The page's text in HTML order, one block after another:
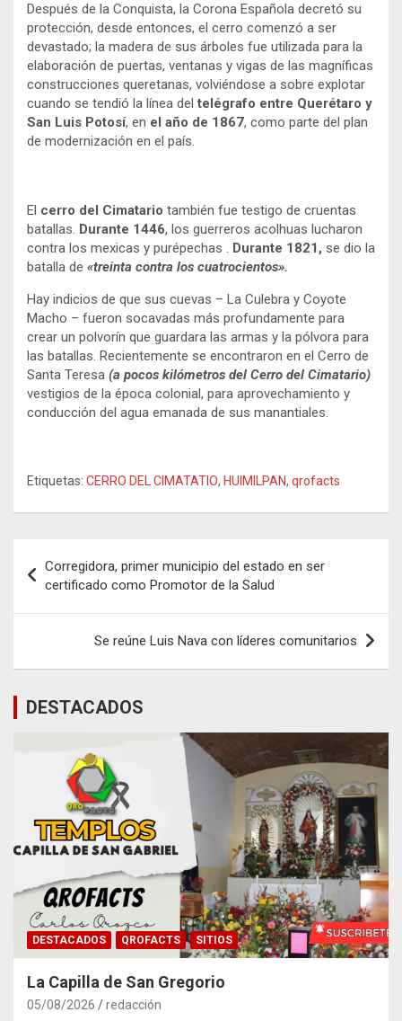
Después de la Conquista, la Corona Española decretó su
protección, desde entonces, el cerro comenzó a ser
devastado; la madera de sus árboles fue utilizada para la
elaboración de puertas, ventanas y vigas de las magníficas
construcciones queretanas, volviéndose a sobre explotar
cuando se tendió la línea deltelégrafo entre Querétaro y
San Luis Potosí, en el año de 1867, como parte del plan
de modernización en el país.
El cerro del Cimatario también fue testigo de cruentas
batallas. Durante 1446, los guerreros acolhuas lucharon
contra los mexicas y purépechas . Durante 1821, se dio la
batalla de «treinta contra los cuatrocientos».
Hay indicios de que sus cuevas – La Culebra y Coyote
Macho – fueron socavadas más profundamente para
crear un polvorín que guardara las armas y la pólvora para
las batallas. Recientemente se encontraron en el Cerro de
Santa Teresa (a pocos kilómetros del Cerro del Cimatario)
vestigios de la época colonial, para aprovechamiento y
conducción del agua emanada de sus manantiales.
Etiquetas: CERRO DEL CIMATATIO, HUIMILPAN, qrofacts
de
entradas
Corregidora, primer municipio del estado en ser
certificado como Promotor de la Salud
Se reúne Luis Nava con líderes comunitarios
DESTACADOS
DESTACADOS QROFACTS SITIOS
La Capilla de San Gregorio
05/08/2026 redacción